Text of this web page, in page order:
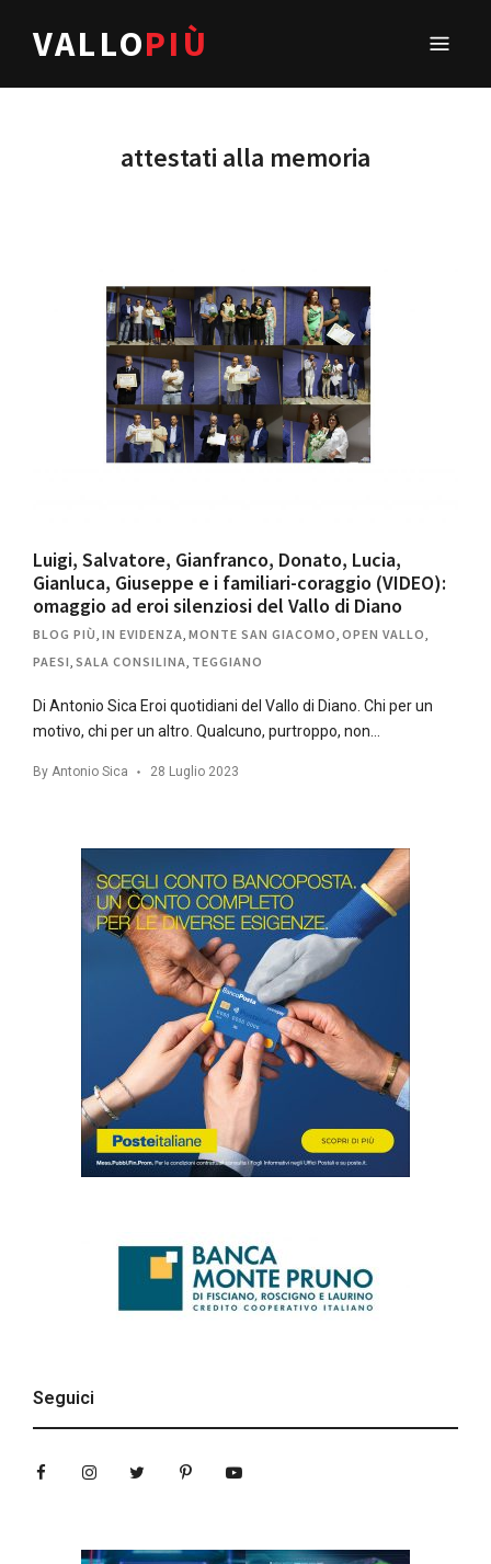
VALLOPIÙ
attestati alla memoria
Luigi, Salvatore, Gianfranco, Donato, Lucia,
Gianluca, Giuseppe e i familiari-coraggio (VIDEO):
omaggio ad eroi silenziosi del Vallo di Diano
BLOG PIÙ IN EVIDENZA MONTE SAN GIACOMO OPEN VALLO
PAESI SALA CONSILINA TEGGIANO
Di Antonio Sica Eroi quotidiani del Vallo di Diano. Chi per un
motivo, chi per un altro. Qualcuno, purtroppo, non…
By Antonio Sica 28 Luglio 2023
Seguici